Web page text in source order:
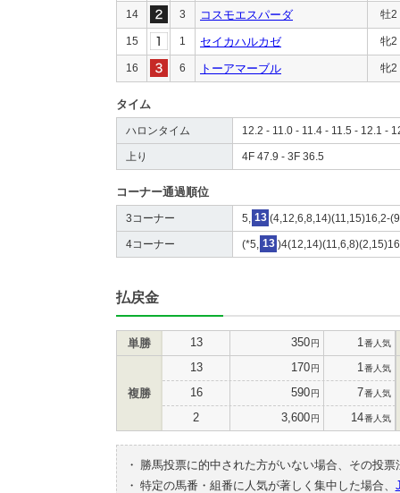
14 3 コスモエスパーダ 牡2
15 1 セイカハルカゼ 牝2
16 6 トーアマーブル 牝2
タイム
ハロンタイム 12.2 - 11.0 - 11.4 - 11.5 - 12.1 -
上り 4F 47.9 - 3F 36.5
コーナー通過順位
3コーナー 5, 13 (4,12,6,8,14)(11,15)16,2-
4コーナー (*5, 13
払戻金
単勝 13 350円 1 番人気
複勝
13 170円 1 番人気
16 590円 7番人気
2 3,600円 14番人気
・
勝馬投票に的中された方がいない場合、その投
・ 特定の馬番・組番に人気が著しく集中した場合、